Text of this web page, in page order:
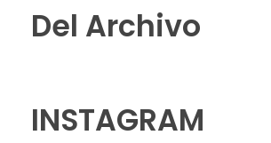
Del Archivo
INSTAGRAM